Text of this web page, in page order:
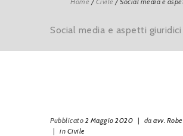
Social media e aspetti giuridici
Pubblicato 2 Maggio 2020 | da avv.
| in Civile